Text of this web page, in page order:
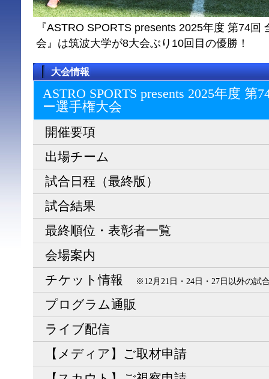
『ASTRO SPORTS presents 2025年度 第74回
会』は筑波大学が8大会ぶり10回目の優勝！
大会情報
ASTRO SPORTS presents 2025年度
ー選⼿権⼤会
開催要項
出場チーム
試合日程（最終版）
試合結果
最終順位・表彰者一覧
会場案内
チケット情報
※12月21日・24日・27日以外の試
プログラム通販
ライブ配信
【メディア】ご取材申請